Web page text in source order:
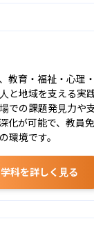
教育・福祉・心
地域を支える
の課題発見力や
が可能で、教員
境です。
学科を詳しく見る